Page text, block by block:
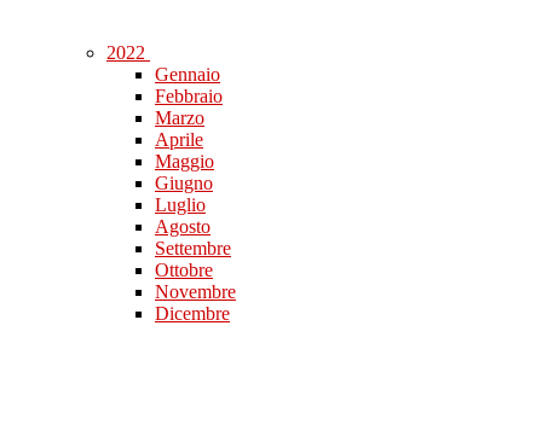
2022
Gennaio
Febbraio
Marzo
Aprile
Maggio
Giugno
Luglio
Agosto
Settembre
Ottobre
Novembre
Dicembre